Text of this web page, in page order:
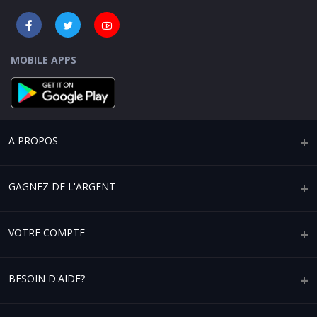
MOBILE APPS
A PROPOS
Qui sommes-nous ?
Paramètres de confidentialité
GAGNEZ DE L'ARGENT
Vendre sur Africaplace
Devenez partenaire de service logistique
VOTRE COMPTE
Votre compte
BESOIN D'AIDE?